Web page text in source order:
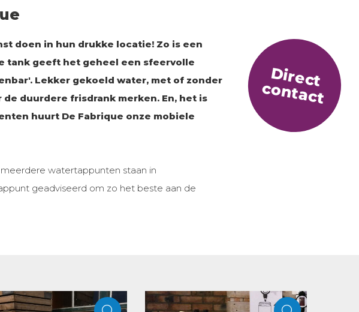
D
ir
e
c
t
c
o
n
t
a
c
t
doen in hun drukke locatie! Zo is een
tank geeft het geheel een sfeervolle
Lekker gekoeld water, met of zonder
duurdere frisdrank merken. En, het is
huurt De Fabrique onze mobiele
watertappunten staan in
geadviseerd om zo het beste aan de